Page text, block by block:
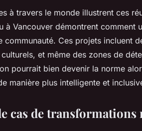
à travers le monde illustrent ces
à Vancouver démontrent
communauté. Ces projets incluent
et même des zones de
pourrait bien devenir la norme
manière plus intelligente et
cas de transformations